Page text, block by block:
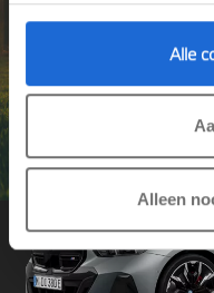
Alle
Alleen